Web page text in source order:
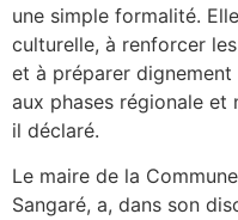
une simple formalité.
culturelle, à renforcer
et à préparer
aux phases régionale
il déclaré.
Le maire de la
Sangaré, a, dans son